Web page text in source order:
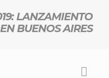
LANZAMIENTO
BUENOS AIRES